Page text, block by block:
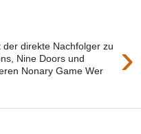
›
direkte Nachfolger zu
Nine Doors und
Nonary Game Wer